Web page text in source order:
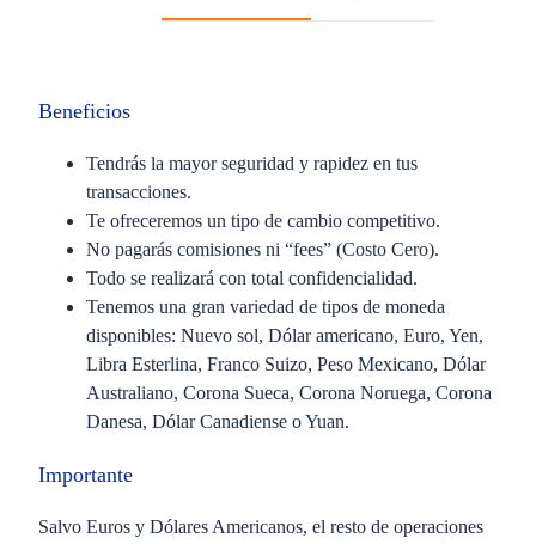
Beneficios
Tendrás la mayor seguridad y rapidez en tus
transacciones.
Te ofreceremos un tipo de cambio competitivo.
No pagarás comisiones ni “fees” (Costo Cero).
Todo se realizará con total confidencialidad.
Tenemos una gran variedad de tipos de moneda
disponibles: Nuevo sol, Dólar americano, Euro, Yen,
Libra Esterlina, Franco Suizo, Peso Mexicano, Dólar
Australiano, Corona Sueca, Corona Noruega, Corona
Danesa, Dólar Canadiense o Yuan.
Importante
Salvo Euros y Dólares Americanos, el resto de operaciones